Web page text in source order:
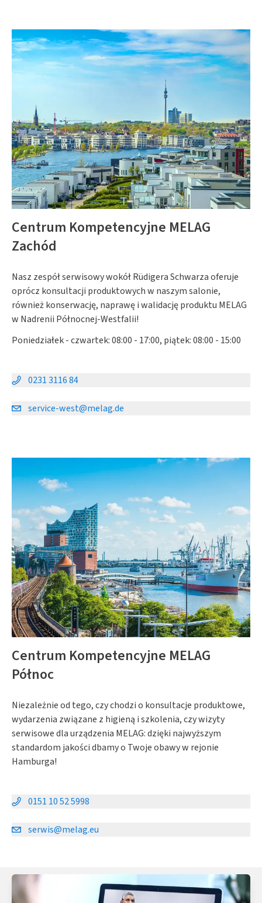
Centrum Kompetencyjne MELAG
Zachód
Nasz zespół serwisowy wokół Rüdigera Schwarza oferuje
oprócz konsultacji produktowych w naszym salonie,
również konserwację, naprawę i walidację produktu MELAG
w Nadrenii Północnej-Westfalii!
Poniedziałek - czwartek: 08:00 - 17:00, piątek: 08:00 - 15:00
0231 3116 84
service-west@melag.de
Centrum Kompetencyjne MELAG
Północ
Niezależnie od tego, czy chodzi o konsultacje produktowe,
wydarzenia związane z higieną i szkolenia, czy wizyty
serwisowe dla urządzenia MELAG: dzięki najwyższym
standardom jakości dbamy o Twoje obawy w rejonie
Hamburga!
0151 10 52 5998
serwis@melag.eu